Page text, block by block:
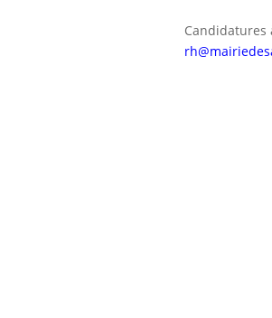
Candidatures